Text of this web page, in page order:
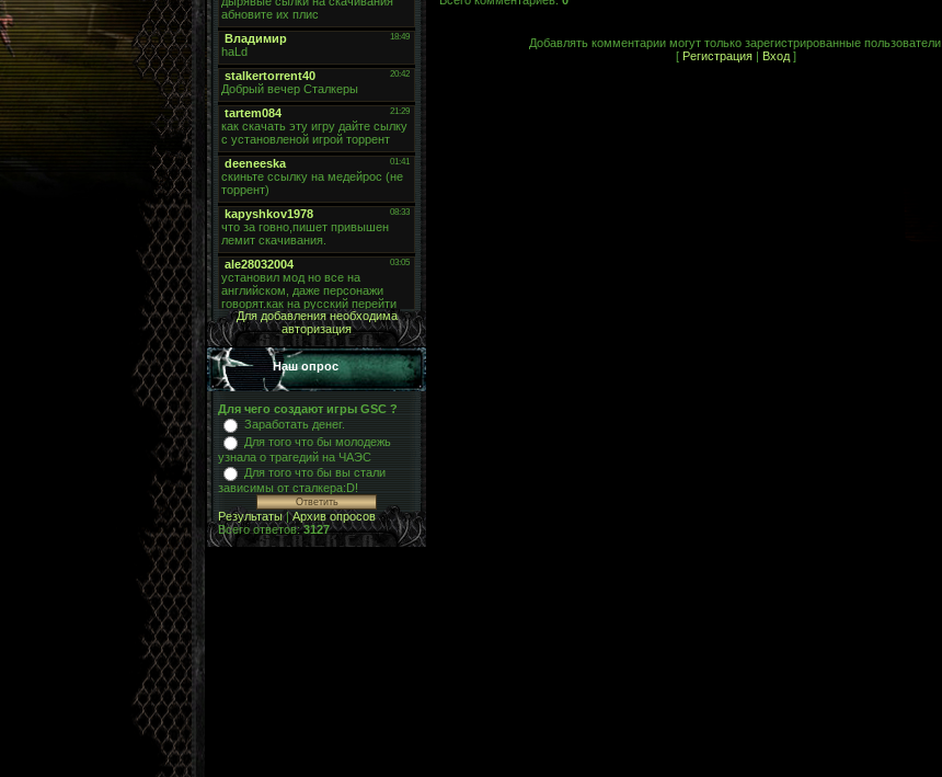
Для добавления необходима
авторизация
Наш опрос
Для чего создают игры GSC ?
Заработать денег.
Для того что бы молодежь
узнала о трагедий на ЧАЭС
Для того что бы вы стали
зависимы от сталкера:D!
Результаты|Архив опросов
Всего ответов:3127
Добавлять комментарии могут только зарегистрированные пользователи.
[ Регистрация | Вход ]